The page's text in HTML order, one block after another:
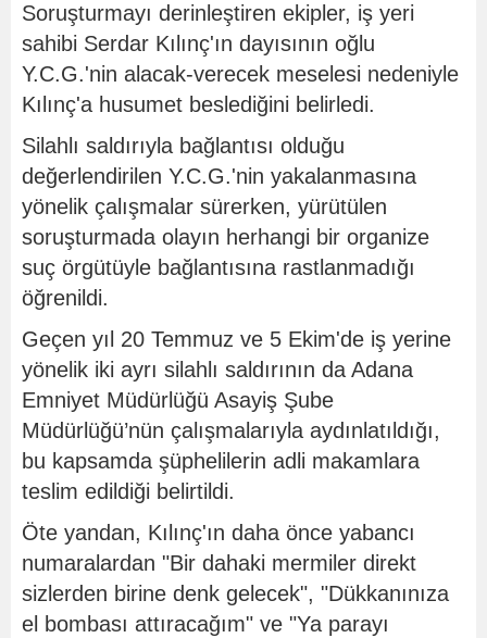
Soruşturmayı derinleştiren ekipler, iş yeri
sahibi Serdar Kılınç'ın dayısının oğlu
Y.C.G.'nin alacak-verecek meselesi nedeniyle
Kılınç'a husumet beslediğini belirledi.
Silahlı saldırıyla bağlantısı olduğu
değerlendirilen Y.C.G.'nin yakalanmasına
yönelik çalışmalar sürerken, yürütülen
soruşturmada olayın herhangi bir organize
suç örgütüyle bağlantısına rastlanmadığı
öğrenildi.
Geçen yıl 20 Temmuz ve 5 Ekim'de iş yerine
yönelik iki ayrı silahlı saldırının da Adana
Emniyet Müdürlüğü Asayiş Şube
Müdürlüğü’nün çalışmalarıyla aydınlatıldığı,
bu kapsamda şüphelilerin adli makamlara
teslim edildiği belirtildi.
Öte yandan, Kılınç'ın daha önce yabancı
numaralardan "Bir dahaki mermiler direkt
sizlerden birine denk gelecek", "Dükkanınıza
el bombası attıracağım" ve "Ya parayı